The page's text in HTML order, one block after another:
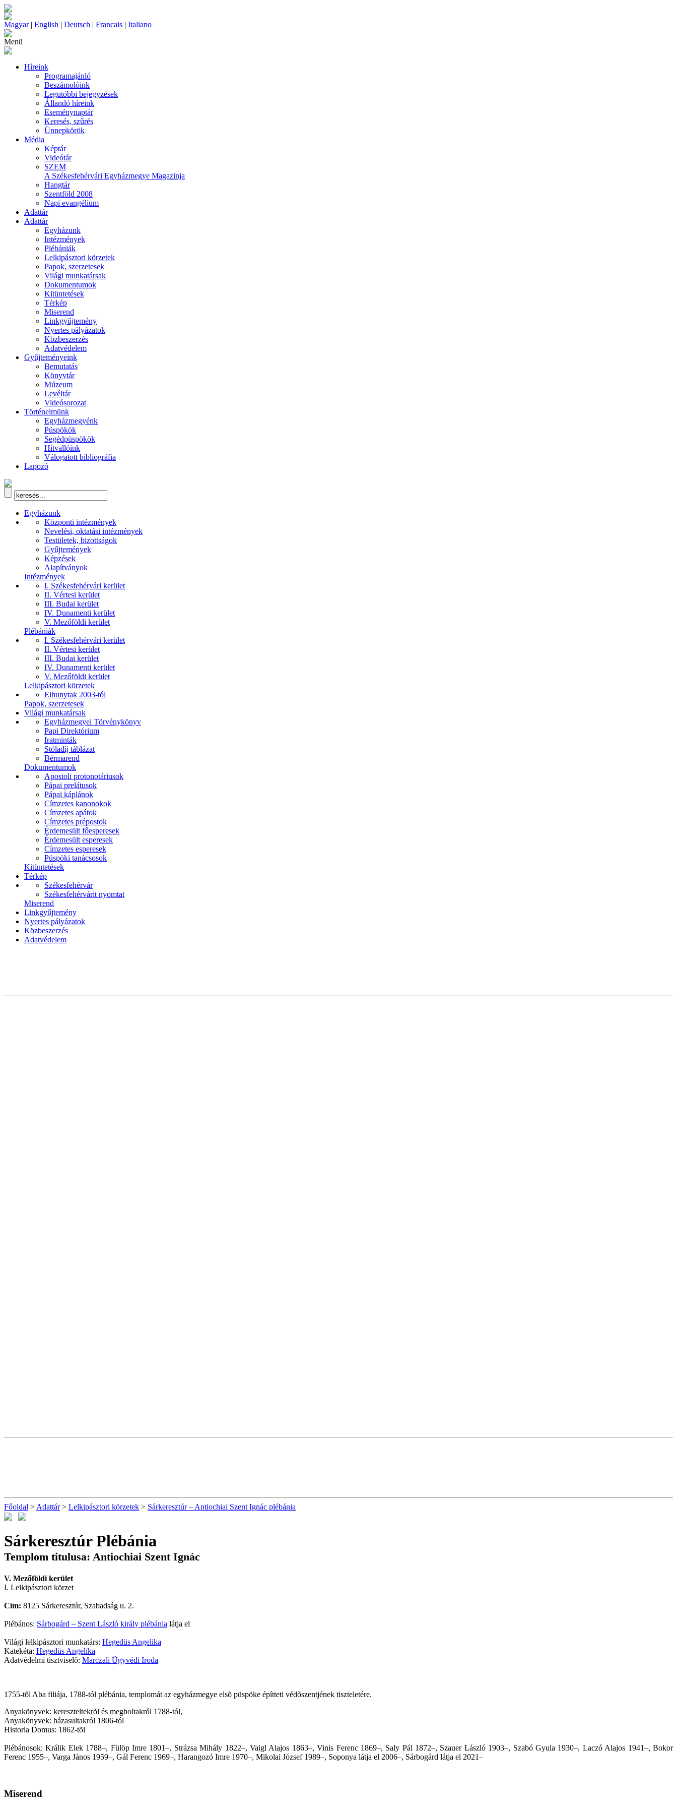
Magyar| English | Deutsch | Francais | Italiano
Menü
Híreink
Programajánló
Beszámolóink
Legutóbbi bejegyzések
Állandó híreink
Eseménynaptár
Keresés, szűrés
Ünnepkörök
Média
Képtár
Videótár
SZEM
A Székesfehérvári Egyházmegye Magazinja
Hangtár
Szentföld 2008
Napi evangélium
Adattár
Adattár
Egyházunk
Intézmények
Plébániák
Lelkipásztori körzetek
Papok, szerzetesek
Világi munkatársak
Dokumentumok
Kitüntetések
Térkép
Miserend
Linkgyűjtemény
Nyertes pályázatok
Közbeszerzés
Adatvédelem
Gyűjteményeink
Bemutatás
Könyvtár
Múzeum
Levéltár
Videósorozat
Történelmünk
Egyházmegyénk
Püspökök
Segédpüspökök
Hitvallóink
Válogatott bibliográfia
Lapozó
Egyházunk
Központi intézmények
Nevelési, oktatási intézmények
Testületek, bizottságok
Gyűjtemények
Képzések
Alapítványok
Intézmények
I. Székesfehérvári kerület
II. Vértesi kerület
III. Budai kerület
IV. Dunamenti kerület
V. Mezőföldi kerület
Plébániák
I. Székesfehérvári kerület
II. Vértesi kerület
III. Budai kerület
IV. Dunamenti kerület
V. Mezőföldi kerület
Lelkipásztori körzetek
Elhunytak 2003-tól
Papok, szerzetesek
Világi munkatársak
Egyházmegyei Törvénykönyv
Papi Direktórium
Iratminták
Stóladíj táblázat
Bérmarend
Dokumentumok
Apostoli protonotáriusok
Pápai prelátusok
Pápai káplánok
Címzetes kanonokok
Címzetes apátok
Címzetes prépostok
Érdemesült főesperesek
Érdemesült esperesek
Címzetes esperesek
Püspöki tanácsosok
Kitüntetések
Térkép
Székesfehérvár
Székesfehérvárit nyomtat
Miserend
Linkgyűjtemény
Nyertes pályázatok
Közbeszerzés
Adatvédelem
Főoldal > Adattár> Lelkipásztori körzetek > Sárkeresztúr – Antiochiai Szent Ignác plébánia
Sárkeresztúr Plébánia
Templom titulusa: Antiochiai Szent Ignác
V. Mezőföldi kerület
I. Lelkipásztori körzet
Cím: 8125 Sárkeresztúr, Szabadság u. 2.
Plébános: Sárbogárd – Szent László király plébánia látja el
Világi lelkipásztori munkatárs: Hegedüs Angelika
Katekéta: Hegedüs Angelika
Adatvédelmi tisztviselő: Marczali Ügyvédi Iroda
1755-tõl Aba filiája, 1788-tól plébánia, templomát az egyházmegye elsõ püspöke építteti védõszentjének tiszteletére.
Anyakönyvek: kereszteltekrõl és megholtakról 1788-tól,
Anyakönyvek: házasultakról 1806-tól
Historia Domus: 1862-tõl
Plébánosok: Králik Elek 1788–, Fülöp Imre 1801–, Strázsa Mihály 1822–, Vaigl Alajos 1863–, Vinis Ferenc 1869–, Saly Pál 1872–, Szauer László 1903–, Szabó Gyula 1930–, Laczó Alajos 1941–, Bokor
Ferenc 1955–, Varga János 1959–, Gál Ferenc 1969–, Harangozó Imre 1970–, Mikolai József 1989–, Soponya látja el 2006–, Sárbogárd látja el 2021–
Miserend